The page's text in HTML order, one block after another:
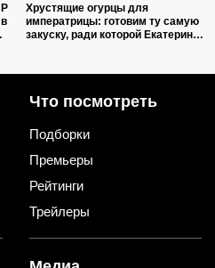
Хрустящие огурцы для
императрицы: готовим ту самую
закуску, ради которой Екатерина
Что посмотреть
Подборки
Премьеры
Рейтинги
Трейлеры